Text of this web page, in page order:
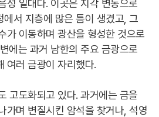
성 일대다. 이곳은 지각 변동으로
서 지층에 많은 틈이 생겼고, 그
가 이동하며 광산을 형성한 것으로
에는 과거 남한의 주요 금광으로
여러 금광이 자리했다.
고도화되고 있다. 과거에는 금을
가며 변질시킨 암석을 찾거나, 석영